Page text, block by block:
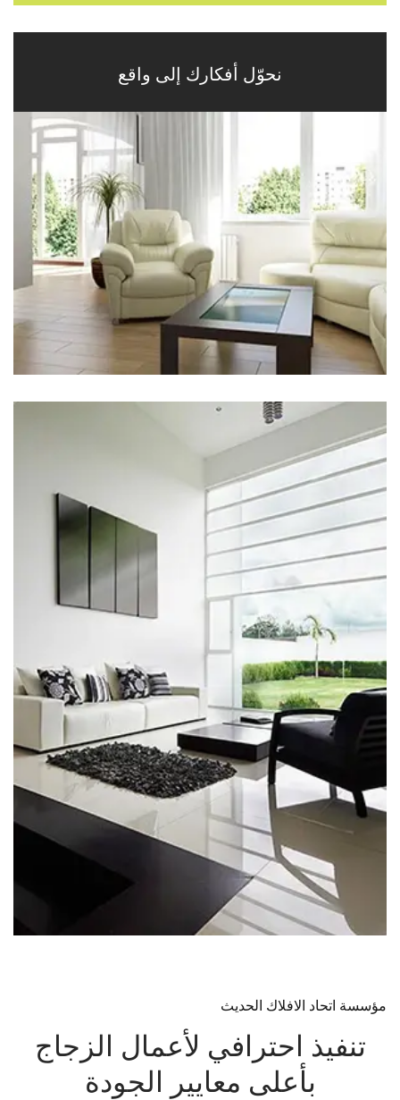
نحوّل أفكارك إلى واقع
مؤسسة اتحاد الافلاك الحديث
تنفيذ احترافي لأعمال الزجاج
بأعلى معايير الجودة